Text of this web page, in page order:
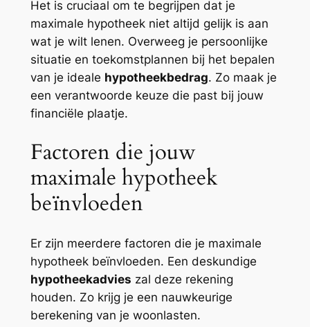
Het is cruciaal om te begrijpen dat je
maximale hypotheek niet altijd gelijk is aan
wat je wilt lenen. Overweeg je persoonlijke
situatie en toekomstplannen bij het bepalen
van je ideale hypotheekbedrag. Zo maak je
een verantwoorde keuze die past bij jouw
financiële plaatje.
Factoren die jouw
maximale hypotheek
beïnvloeden
Er zijn meerdere factoren die je maximale
hypotheek beïnvloeden. Een deskundige
hypotheekadvies zal deze rekening
houden. Zo krijg je een nauwkeurige
berekening van je woonlasten.